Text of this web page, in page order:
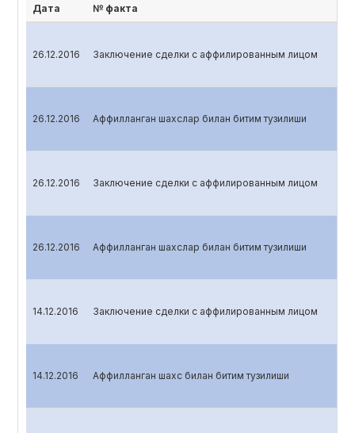
Дата № факта
26.12.2016 Заключение сделки с аффилированным лицом
26.12.2016 Аффилланган шахслар билан битим тузилиши
26.12.2016 Заключение сделки с аффилированным лицом
26.12.2016 Аффилланган шахслар билан битим тузилиши
14.12.2016 Заключение сделки с аффилированным лицом
14.12.2016 Аффилланган шахс билан битим тузилиши